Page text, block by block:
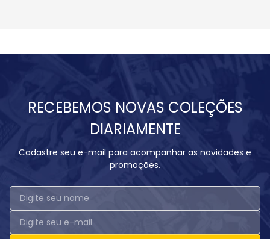
RECEBEMOS NOVAS COLEÇÕES
DIARIAMENTE
Cadastre seu e-mail para acompanhar as novidades e
promoções.